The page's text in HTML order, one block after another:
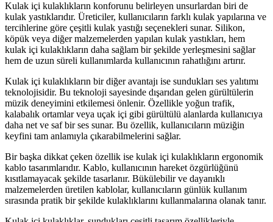
Kulak içi kulaklıkların konforunu belirleyen unsurlardan biri de
kulak yastıklarıdır. Üreticiler, kullanıcıların farklı kulak yapılarına ve
tercihlerine göre çeşitli kulak yastığı seçenekleri sunar. Silikon,
köpük veya diğer malzemelerden yapılan kulak yastıkları, hem
kulak içi kulaklıkların daha sağlam bir şekilde yerleşmesini sağlar
hem de uzun süreli kullanımlarda kullanıcının rahatlığını artırır.
Kulak içi kulaklıkların bir diğer avantajı ise sundukları ses yalıtımı
teknolojisidir. Bu teknoloji sayesinde dışarıdan gelen gürültülerin
müzik deneyimini etkilemesi önlenir. Özellikle yoğun trafik,
kalabalık ortamlar veya uçak içi gibi gürültülü alanlarda kullanıcıya
daha net ve saf bir ses sunar. Bu özellik, kullanıcıların müziğin
keyfini tam anlamıyla çıkarabilmelerini sağlar.
Bir başka dikkat çeken özellik ise kulak içi kulaklıkların ergonomik
kablo tasarımlarıdır. Kablo, kullanıcının hareket özgürlüğünü
kısıtlamayacak şekilde tasarlanır. Bükülebilir ve dayanıklı
malzemelerden üretilen kablolar, kullanıcıların günlük kullanım
sırasında pratik bir şekilde kulaklıklarını kullanmalarına olanak tanır.